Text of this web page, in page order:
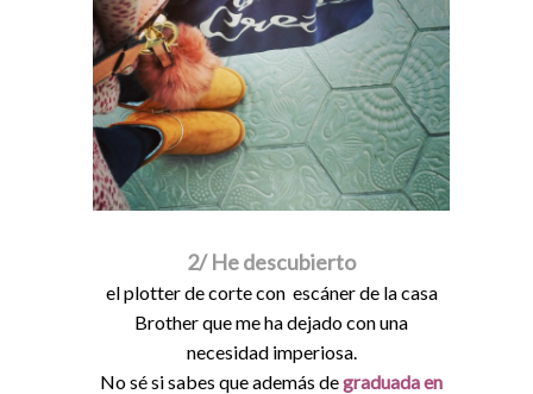
2/ He descubierto
el plotter de corte con escáner de la casa
Brother que me ha dejado con una
necesidad imperiosa.
No sé si sabes que además degraduada en